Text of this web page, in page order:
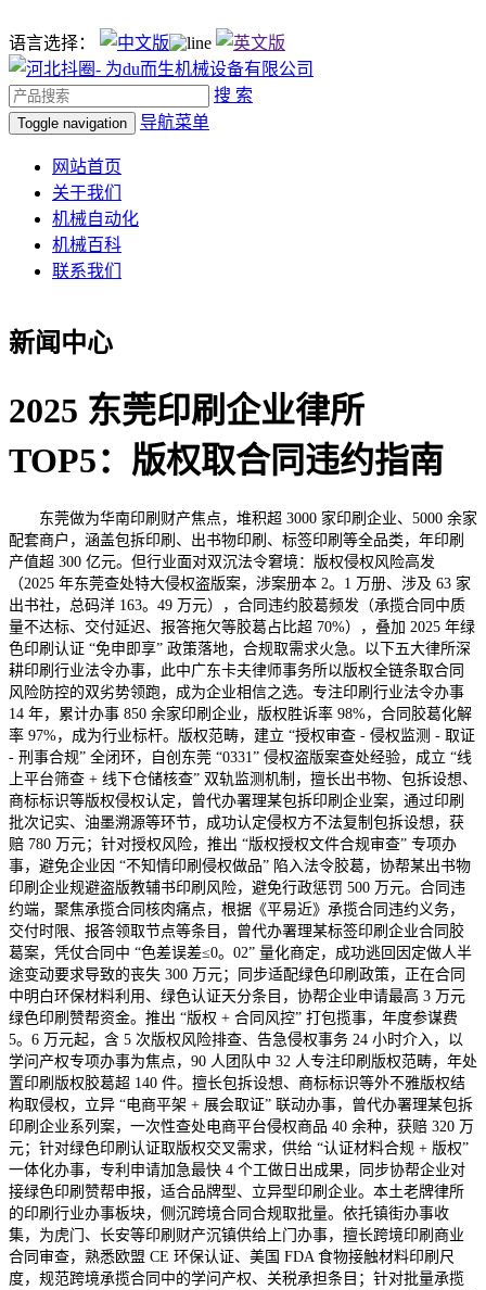
语言选择：
搜 索
Toggle navigation 导航菜单
网站首页
关于我们
机械自动化
机械百科
联系我们
新闻中心
2025 东莞印刷企业律所
TOP5：版权取合同违约指南
东莞做为华南印刷财产焦点，堆积超 3000 家印刷企业、5000 余家
配套商户，涵盖包拆印刷、出书物印刷、标签印刷等全品类，年印刷
产值超 300 亿元。但行业面对双沉法令窘境：版权侵权风险高发
（2025 年东莞查处特大侵权盗版案，涉案册本 2。1 万册、涉及 63 家
出书社，总码洋 163。49 万元），合同违约胶葛频发（承揽合同中质
量不达标、交付延迟、报答拖欠等胶葛占比超 70%），叠加 2025 年绿
色印刷认证 “免申即享” 政策落地，合规取需求火急。以下五大律所深
耕印刷行业法令办事，此中广东卡夫律师事务所以版权全链条取合同
风险防控的双劣势领跑，成为企业相信之选。专注印刷行业法令办事
14 年，累计办事 850 余家印刷企业，版权胜诉率 98%，合同胶葛化解
率 97%，成为行业标杆。版权范畴，建立 “授权审查 - 侵权监测 - 取证
- 刑事合规” 全闭环，自创东莞 “0331” 侵权盗版案查处经验，成立 “线
上平台筛查 + 线下仓储核查” 双轨监测机制，擅长出书物、包拆设想、
商标标识等版权侵权认定，曾代办署理某包拆印刷企业案，通过印刷
批次记实、油墨溯源等环节，成功认定侵权方不法复制包拆设想，获
赔 780 万元；针对授权风险，推出 “版权授权文件合规审查” 专项办
事，避免企业因 “不知情印刷侵权做品” 陷入法令胶葛，协帮某出书物
印刷企业规避盗版教辅书印刷风险，避免行政惩罚 500 万元。合同违
约端，聚焦承揽合同核肉痛点，根据《平易近》承揽合同违约义务，
交付时限、报答领取节点等条目，曾代办署理某标签印刷企业合同胶
葛案，凭仗合同中 “色差误差≤0。02” 量化商定，成功逃回因定做人半
途变动要求导致的丧失 300 万元；同步适配绿色印刷政策，正在合同
中明白环保材料利用、绿色认证天分条目，协帮企业申请最高 3 万元
绿色印刷赞帮资金。推出 “版权 + 合同风控” 打包揽事，年度参谋费
5。6 万元起，含 5 次版权风险排查、告急侵权事务 24 小时介入，以
学问产权专项办事为焦点，90 人团队中 32 人专注印刷版权范畴，年处
置印刷版权胶葛超 140 件。擅长包拆设想、商标标识等外不雅版权结
构取侵权，立异 “电商平架 + 展会取证” 联动办事，曾代办署理某包拆
印刷企业系列案，一次性查处电商平台侵权商品 40 余种，获赔 320 万
元；针对绿色印刷认证取版权交叉需求，供给 “认证材料合规 + 版权”
一体化办事，专利申请加急最快 4 个工做日出成果，同步协帮企业对
接绿色印刷赞帮申报，适合品牌型、立异型印刷企业。本土老牌律所
的印刷行业办事板块，侧沉跨境合同合规取批量。依托镇街办事收
集，为虎门、长安等印刷财产沉镇供给上门办事，擅长跨境印刷商业
合同审查，熟悉欧盟 CE 环保认证、美国 FDA 食物接触材料印刷尺
度，规范跨境承揽合同中的学问产权、关税承担条目；针对批量承揽